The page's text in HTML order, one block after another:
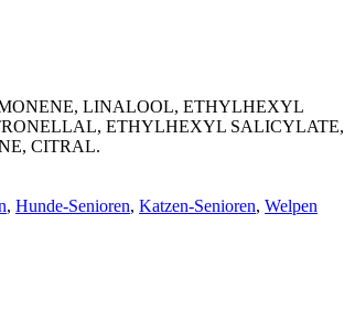
LINALOOL, ETHYLHEXYL
ETHYLHEXYL SALICYLATE,
CITRAL.
, Hunde-Senioren, Katzen-Senioren, Welpen